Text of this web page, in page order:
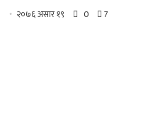
२०७६ असार १९ 0 7